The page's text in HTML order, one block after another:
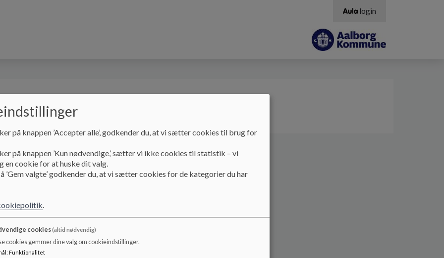
login
Oplysningspligt
skolen i Vestbyen
det er at være elev på Vesterkærets Skole.
på knappen ’Accepter alle’, godkender du, at vi sætter cookies til brug for
på knappen ’Kun nødvendige,’ sætter vi ikke cookies til statistik – vi
en cookie for at huske dit valg.
’Gem valgte’ godkender du, at vi sætter cookies for de kategorier du har
.
cookies(altid nødvendig)
cookies gemmer dine valg om cookieindstillinger.
: Funktionalitet